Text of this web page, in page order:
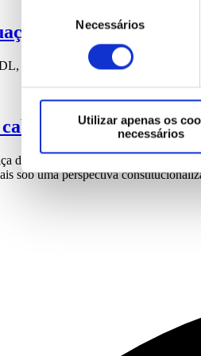
consentimento
Necessários
Utilizar apenas os
necessários
a Lei Geral de
na Rádio PH, de Palhoça sobre o
de
de São Paulo abre precedente,
sob uma perspectiva